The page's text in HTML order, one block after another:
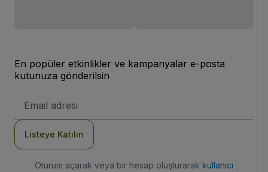
En popüler etkinlikler ve kampanyalar e-posta
kutunuza gönderilsin
posta
Listeye Katılın
Oturum açarak veya bir hesap oluşturarak kullanıcı